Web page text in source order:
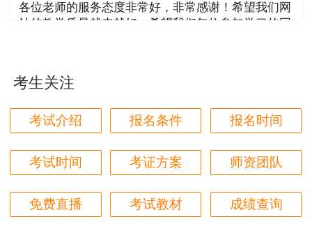
各位老师的服务态度非常好，非常感谢！希望我们网
站的教学质量越来越好，希望我们每位参加学习的同
用户m9****66
对本次课程购买的老师的服务态度非常满意。希望我
们网站教学质量越来越高。祝大家都取得满意的结
用户m5****66
3位老师，讲的都非常的好，
用户m5****66
考生关注
考试介绍 报名条件 报名时间
考试时间 考证方案 师资团队
免费直播 考试教材 成绩查询